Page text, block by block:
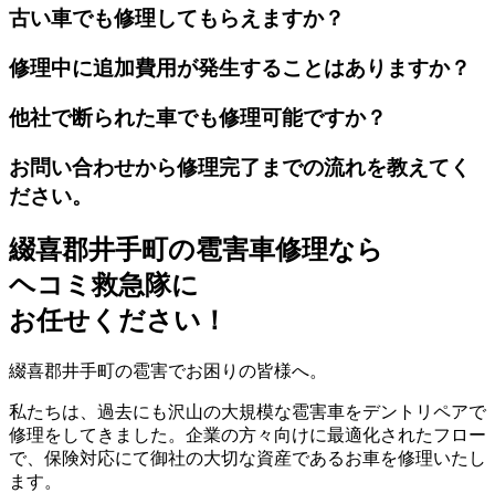
古い車でも修理してもらえますか？
修理中に追加費用が発生することはありますか？
他社で断られた車でも修理可能ですか？
お問い合わせから修理完了までの流れを教えてく
ださい。
綴喜郡井手町の雹害車修理なら
ヘコミ救急隊に
お任せください！
綴喜郡井手町の雹害でお困りの皆様へ。
私たちは、過去にも沢山の大規模な雹害車をデントリペアで
修理をしてきました。企業の方々向けに最適化されたフロー
で、保険対応にて御社の大切な資産であるお車を修理いたし
ます。